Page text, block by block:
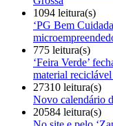
1094 leitura(s)
‘PG Bem
775 leitura(s)
‘Feira Verde’
material
27310 leitura(s)
Novo calendário
20584 leitura(s)